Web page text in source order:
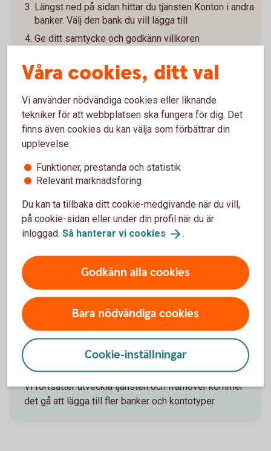
Längst ned på sidan hittar du tjänsten Konton i andra
banker. Välj den bank du vill lägga till
Ge ditt samtycke och godkänn villkoren
Vänta medan vi hämtar dina konton och transaktioner
Välj vilka konton du vill visa
För att hålla informationen uppdaterad behöver du
legitimera dig hos den andra banken var sjätte
Vilka banker kan du lägga till?
I dagsläget går det att lägga till transaktionskonton
hos dessa banker:
Handelsbanken
Nordea
Vi fortsätter utveckla tjänsten och framöver kommer
det gå att lägga till fler banker och kontotyper.
Våra cookies, ditt val
Vi använder nödvändiga cookies eller liknande
tekniker för att webbplatsen ska fungera för dig. Det
finns även cookies du kan välja som förbättrar din
upplevelse:
Funktioner, prestanda och statistik
Relevant marknadsföring
Du kan ta tillbaka ditt cookie-medgivande när du vill,
på cookie-sidan eller under din profil när du är
inloggad. Så hanterar vi cookies .
Godkänn alla cookies
Bara nödvändiga cookies
Cookie-inställningar